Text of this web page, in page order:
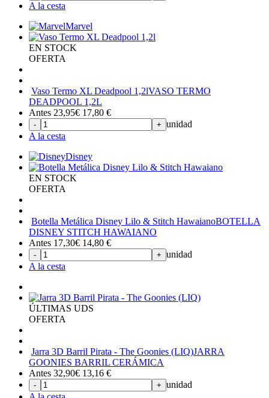
A la cesta
Marvel
EN STOCK
OFERTA
Vaso Termo XL Deadpool 1,2lVASO TERMO
DEADPOOL 1,2L
Antes 23,95€ 17,80 €
- + unidad
A la cesta
Disney
EN STOCK
OFERTA
Botella Metálica Disney Lilo & Stitch HawaianoBOTELLA
DISNEY STITCH HAWAIANO
Antes 17,30€ 14,80 €
- + unidad
A la cesta
ÚLTIMAS UDS
OFERTA
Jarra 3D Barril Pirata - The Goonies (LIQ)JARRA
GOONIES BARRIL CERÁMICA
Antes 32,90€ 13,16 €
- + unidad